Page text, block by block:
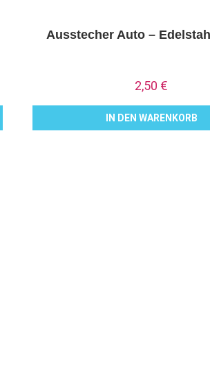
Ausstecher Auto –
2,50 €
IN DEN WARENKORB